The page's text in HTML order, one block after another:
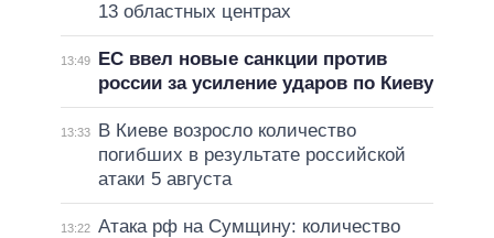
13 областных центрах
13:49
ЕС ввел новые санкции против
россии за усиление ударов по Киеву
13:33
В Киеве возросло количество
погибших в результате российской
атаки 5 августа
13:22 Атака рф на Сумщину: количество